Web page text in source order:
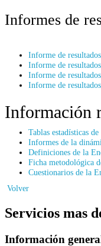
Informes de
Informe de
Informe de
Informe de
Informe de
Información
Tablas estadísticas
Informes de la
Definiciones de la
Ficha metodológica
Cuestionarios de la
Volver
Servicios mas
Información